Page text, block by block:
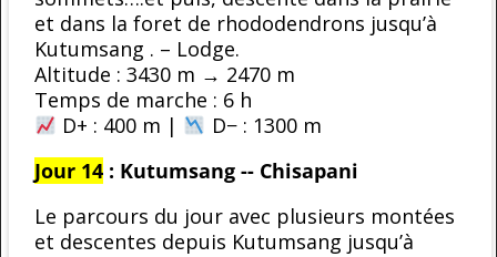
et dans la foret de rhododendrons jusqu’à
Kutumsang . – Lodge.
Altitude : 3430 m → 2470 m
Temps de marche : 6 h
D+ : 400 m |
D− : 1300 m
Jour 14: Kutumsang -- Chisapani
Le parcours du jour avec plusieurs montées
et descentes depuis Kutumsang jusqu’à